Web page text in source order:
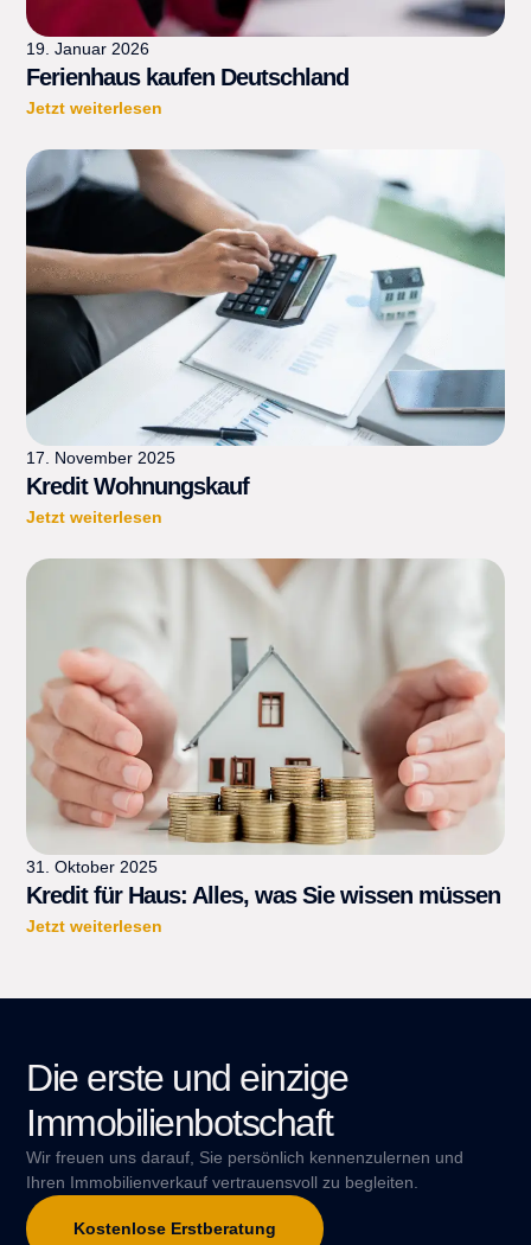
19. Januar 2026
Ferienhaus kaufen Deutschland
Jetzt weiterlesen
17. November 2025
Kredit Wohnungskauf
Jetzt weiterlesen
31. Oktober 2025
Kredit für Haus: Alles, was Sie wissen müssen
Jetzt weiterlesen
Die erste und einzige
Immobilienbotschaft
Wir freuen uns darauf, Sie persönlich kennenzulernen und
Ihren Immobilienverkauf vertrauensvoll zu begleiten.
Kostenlose Erstberatung